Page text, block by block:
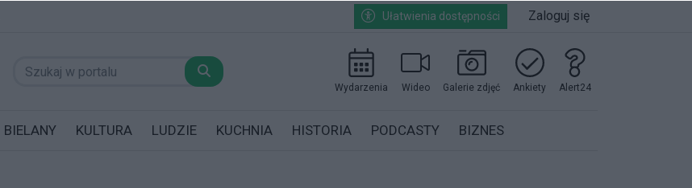
Ułatwienia dostępności Zaloguj się
Wydarzenia Wideo Galerie zdjęć Ankiety Alert24
BIELANY KULTURA LUDZIE KUCHNIA HISTORIA PODCASTY BIZNES